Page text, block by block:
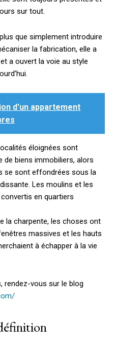
sur tout.
que simplement introduire
la fabrication, elle a
a ouvert la voie au style
d'un appartement
éloignées sont
de biens immobiliers, alors
se sont effondrées sous la
Les moulins et les
en quartiers
la charpente, les choses ont
massives et les hauts
à échapper à la vie
rendez-vous sur le blog